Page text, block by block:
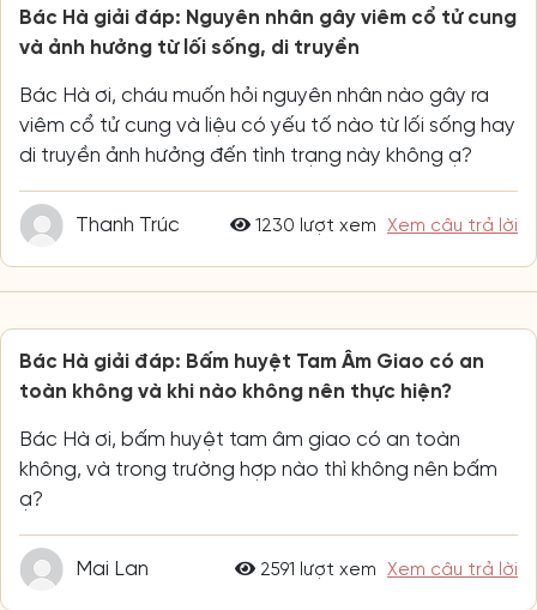
Bác Hà giải đáp: Nguyên nhân gây viêm cổ tử cung
và ảnh hưởng từ lối sống, di truyền
Bác Hà ơi, cháu muốn hỏi nguyên nhân nào gây ra
viêm cổ tử cung và liệu có yếu tố nào từ lối sống hay
di truyền ảnh hưởng đến tình trạng này không ạ?
Thanh Trúc 1230 lượt xem Xem câu trả lời
Bác Hà giải đáp: Bấm huyệt Tam Âm Giao có an
toàn không và khi nào không nên thực hiện?
Bác Hà ơi, bấm huyệt tam âm giao có an toàn
không, và trong trường hợp nào thì không nên bấm
ạ?
Mai Lan 2591 lượt xem Xem câu trả lời